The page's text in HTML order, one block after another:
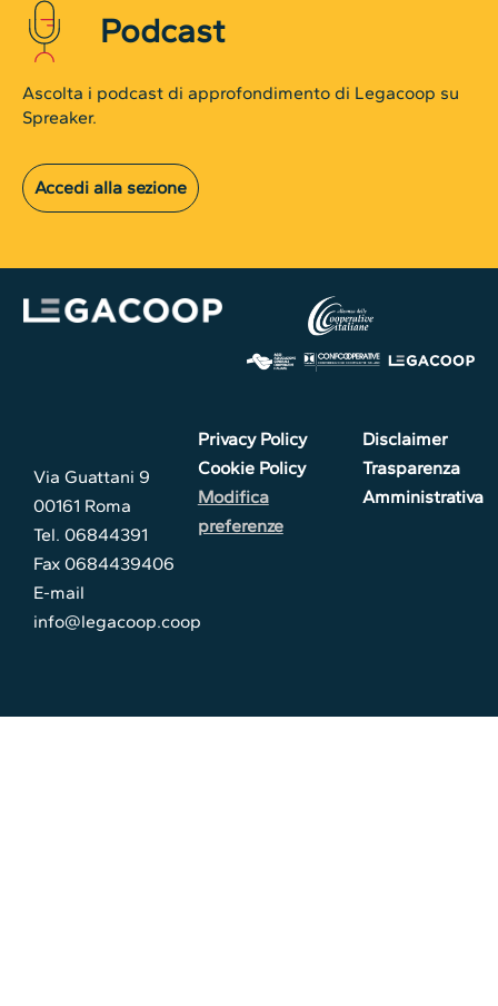
Podcast
Ascolta i podcast di approfondimento di Legacoop su
Spreaker.
Accedi alla sezione
Via Guattani 9
00161 Roma
Tel. 06844391
Fax 0684439406
E-mail
info@legacoop.coop
Privacy Policy
Cookie Policy
Modifica
preferenze
Disclaimer
Trasparenza
Amministrativa